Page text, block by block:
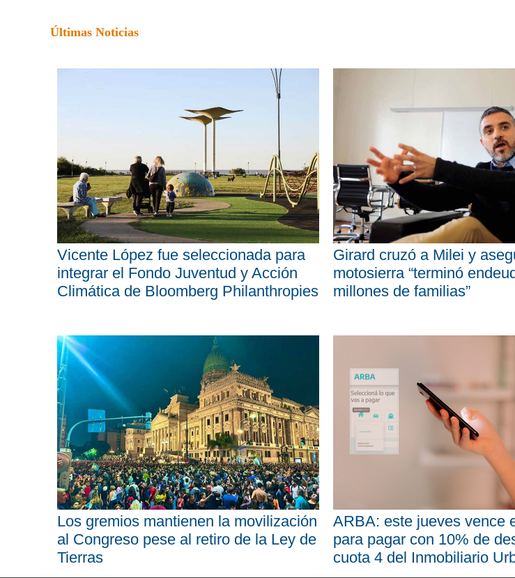
Últimas Noticias
Vicente López fue seleccionada para
integrar el Fondo Juventud y Acción
Climática de Bloomberg Philanthropies
Girard cruzó a Milei y
motosierra “terminó
millones de familias”
Los gremios mantienen la movilización
al Congreso pese al retiro de la Ley de
Tierras
ARBA: este jueves vence
para pagar con 10% de
cuota 4 del Inmobiliario